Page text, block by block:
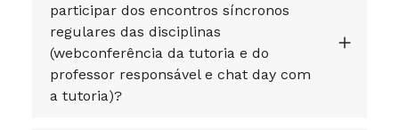
participar dos encontros síncronos
regulares das disciplinas
(webconferência da tutoria e do
professor responsável e chat day com
a tutoria)?